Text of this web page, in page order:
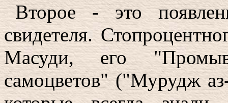
Второе - это
свидетеля.
Масуди, его
самоцветов" ("Мурудж